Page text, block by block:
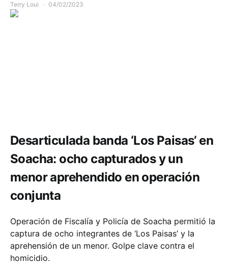
Terry Loui 04/02/2023
Desarticulada banda ‘Los Paisas’ en
Soacha: ocho capturados y un
menor aprehendido en operación
conjunta
Operación de Fiscalía y Policía de Soacha permitió la
captura de ocho integrantes de ‘Los Paisas’ y la
aprehensión de un menor. Golpe clave contra el
homicidio.